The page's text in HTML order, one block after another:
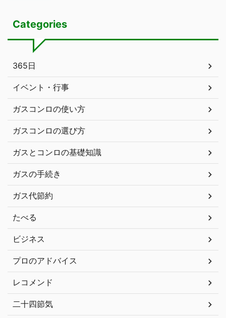
Categories
365日
イベント・行事
ガスコンロの使い方
ガスコンロの選び方
ガスとコンロの基礎知識
ガスの手続き
ガス代節約
たべる
ビジネス
プロのアドバイス
レコメンド
二十四節気